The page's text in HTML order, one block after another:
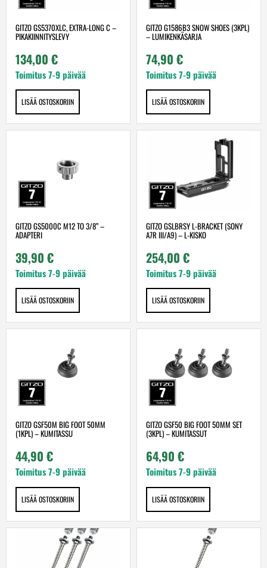
GITZO GS5370XLC, EXTRA-LONG C –
PIKAKIINNITYSLEVY
134,00 €
Toimitus 7-9 päivää
LISÄÄ OSTOSKORIIN
GITZO G1586B3 SNOW SHOES (3KPL)
– LUMIKENKÄSARJA
74,90 €
Toimitus 7-9 päivää
LISÄÄ OSTOSKORIIN
GITZO GS5000C M12 TO 3/8” –
ADAPTERI
39,90 €
Toimitus 7-9 päivää
LISÄÄ OSTOSKORIIN
GITZO GSLBRSY L-BRACKET (SONY
A7R III/A9) – L-KISKO
254,00 €
Toimitus 7-9 päivää
LISÄÄ OSTOSKORIIN
GITZO GSF50M BIG FOOT 50MM
(1KPL) – KUMITASSU
44,90 €
Toimitus 7-9 päivää
LISÄÄ OSTOSKORIIN
GITZO GSF50 BIG FOOT 50MM SET
(3KPL) – KUMITASSUT
64,90 €
Toimitus 7-9 päivää
LISÄÄ OSTOSKORIIN